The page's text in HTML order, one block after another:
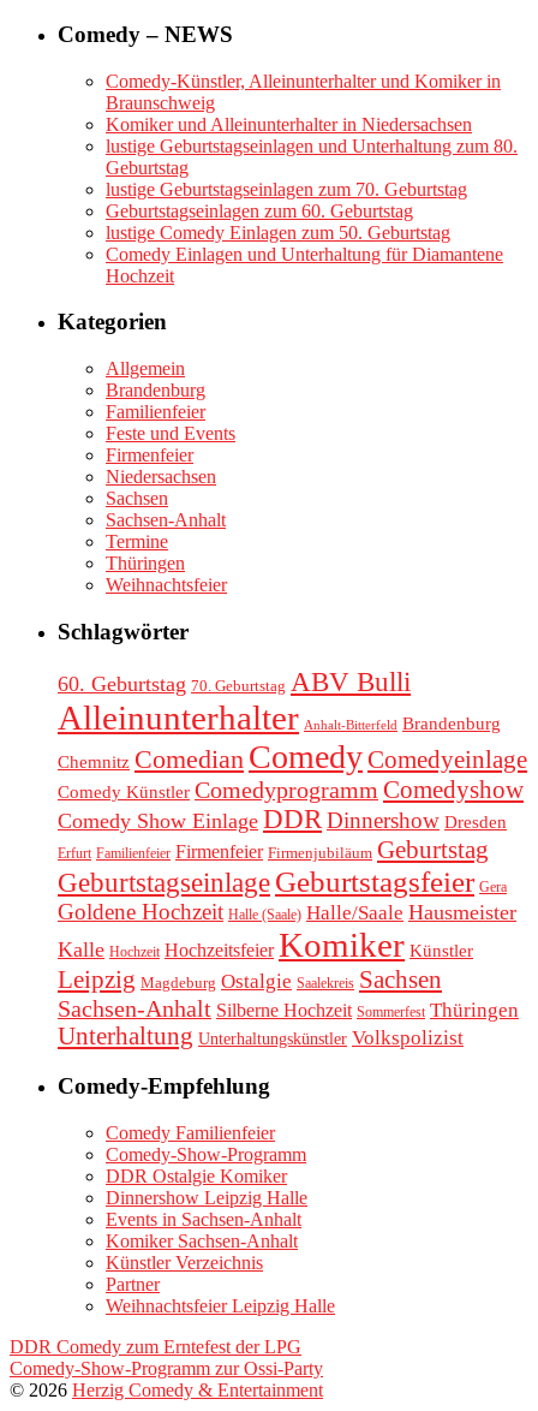
Comedy – NEWS
Comedy-Künstler, Alleinunterhalter und Komiker in
Braunschweig
Komiker und Alleinunterhalter in Niedersachsen
lustige Geburtstagseinlagen und Unterhaltung zum 80.
Geburtstag
lustige Geburtstagseinlagen zum 70. Geburtstag
Geburtstagseinlagen zum 60. Geburtstag
lustige Comedy Einlagen zum 50. Geburtstag
Comedy Einlagen und Unterhaltung für Diamantene
Hochzeit
Kategorien
Allgemein
Brandenburg
Familienfeier
Feste und Events
Firmenfeier
Niedersachsen
Sachsen
Sachsen-Anhalt
Termine
Thüringen
Weihnachtsfeier
Schlagwörter
60. Geburtstag 70. Geburtstag ABV Bulli
Alleinunterhalter Anhalt-Bitterfeld Brandenburg
Chemnitz Comedian ComedyComedyeinlage
Comedy Künstler ComedyprogrammComedyshow
Comedy Show Einlage DDRDinnershow Dresden
Erfurt Familienfeier Firmenfeier Firmenjubiläum Geburtstag
Geburtstagseinlage Geburtstagsfeier Gera
Goldene Hochzeit Halle (Saale) Halle/Saale Hausmeister
Kalle Hochzeit Hochzeitsfeier Komiker Künstler
Leipzig Magdeburg Ostalgie Saalekreis Sachsen
Sachsen-Anhalt Silberne Hochzeit Sommerfest Thüringen
Unterhaltung Unterhaltungskünstler Volkspolizist
Comedy-Empfehlung
Comedy Familienfeier
Comedy-Show-Programm
DDR Ostalgie Komiker
Dinnershow Leipzig Halle
Events in Sachsen-Anhalt
Komiker Sachsen-Anhalt
Künstler Verzeichnis
Partner
Weihnachtsfeier Leipzig Halle
DDR Comedy zum Erntefest der LPG
Comedy-Show-Programm zur Ossi-Party
© 2026 Herzig Comedy & Entertainment